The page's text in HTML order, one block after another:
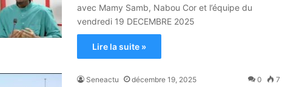
avec Mamy Samb, Nabou Cor et l’équipe du
vendredi 19 DECEMBRE 2025
Lire la suite »
Seneactu décembre 19, 2025 0 7